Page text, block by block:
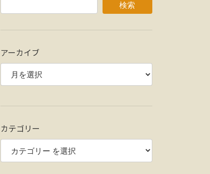
検索
アーカイブ
カテゴリー